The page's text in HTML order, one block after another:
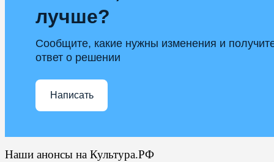
лучше?
Сообщите, какие нужны изменения и
ответ о решении
Написать
Наши анонсы на Культура.РФ